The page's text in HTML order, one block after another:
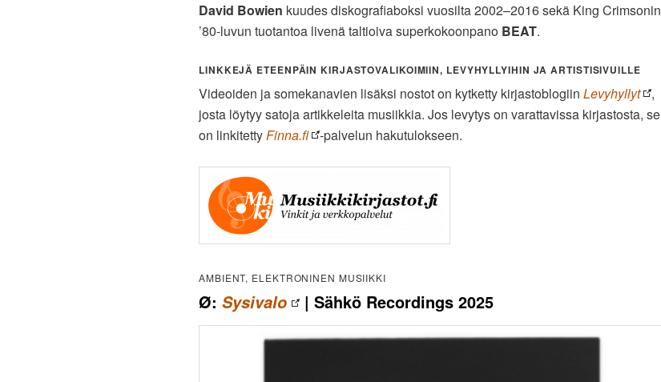
David Bowien kuudes diskografiaboksi vuosilta 2002–2016 sekä King Crimsonin
’80-luvun tuotantoa livenä taltioiva superkokoonpano BEAT.
LINKKEJÄ ETEENPÄIN KIRJASTOVALIKOIMIIN, LEVYHYLLYIHIN JA ARTISTISIVUILLE
Videoiden ja somekanavien lisäksi nostot on kytketty kirjastoblogiin Levyhyllyt
,
josta löytyy satoja artikkeleita musiikkia. Jos levytys on varattavissa kirjastosta, se
on linkitettyFinna.fi -palvelun hakutulokseen.
AMBIENT, ELEKTRONINEN MUSIIKKI
Ø: Sysivalo | Sähkö Recordings 2025